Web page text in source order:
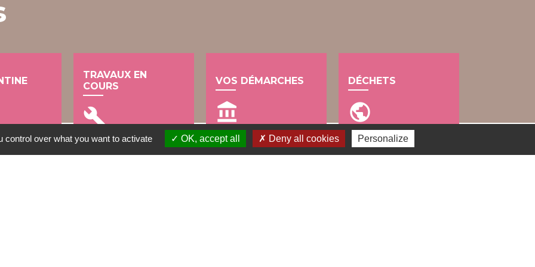
TRAVAUX EN
COURS
build
VOS DÉMARCHES
account_balance
DÉCHETS
public
over what you want to activate OK, accept all Deny all cookies Personalize